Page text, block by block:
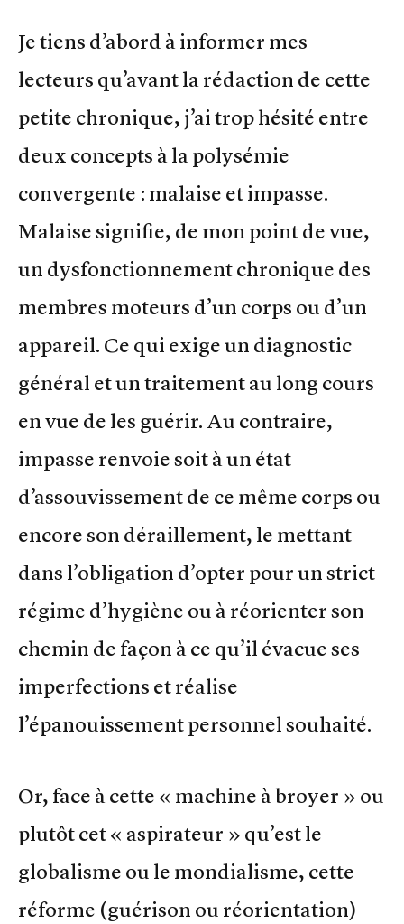
Je tiens d’abord à informer mes
lecteurs qu’avant la rédaction de cette
petite chronique, j’ai trop hésité entre
deux concepts à la polysémie
convergente : malaise et impasse.
Malaise signifie, de mon point de vue,
un dysfonctionnement chronique des
membres moteurs d’un corps ou d’un
appareil. Ce qui exige un diagnostic
général et un traitement au long cours
en vue de les guérir. Au contraire,
impasse renvoie soit à un état
d’assouvissement de ce même corps ou
encore son déraillement, le mettant
dans l’obligation d’opter pour un strict
régime d’hygiène ou à réorienter son
chemin de façon à ce qu’il évacue ses
imperfections et réalise
l’épanouissement personnel souhaité.
Or, face à cette « machine à broyer » ou
plutôt cet « aspirateur » qu’est le
globalisme ou le mondialisme, cette
réforme (guérison ou réorientation)